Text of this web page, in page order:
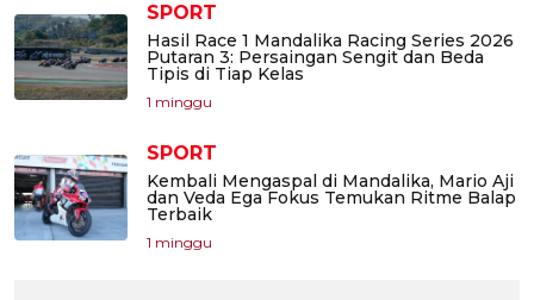
SPORT
Hasil Race 1 Mandalika Racing Series 2026
Putaran 3: Persaingan Sengit dan Beda
Tipis di Tiap Kelas
1 minggu
SPORT
Kembali Mengaspal di Mandalika, Mario Aji
dan Veda Ega Fokus Temukan Ritme Balap
Terbaik
1 minggu